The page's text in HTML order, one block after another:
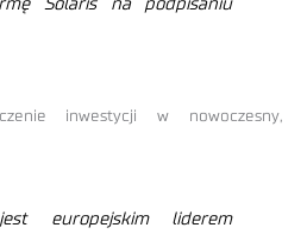
Solaris na podpisaniu
inwestycji w nowoczesny,
europejskim liderem